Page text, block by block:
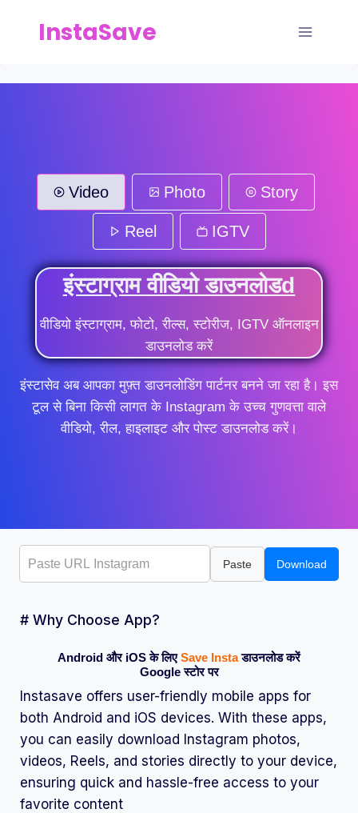
InstaSave
Video Photo Story
Reel IGTV
इंस्टाग्राम वीडियो डाउनलोडd
वीडियो इंस्टाग्राम, फोटो, रील्स, स्टोरीज, IGTV ऑनलाइन
डाउनलोड करें
इंस्टासेव अब आपका मुफ़्त डाउनलोडिंग पार्टनर बनने जा रहा है। इस
टूल से बिना किसी लागत के Instagram के उच्च गुणवत्ता वाले
वीडियो, रील, हाइलाइट और पोस्ट डाउनलोड करें।
Paste Download
# Why Choose App?
Android और iOS के लिएSave Instaडाउनलोड करें
Google स्टोर पर
Instasave offers user-friendly mobile apps for
both Android and iOS devices. With these apps,
you can easily download Instagram photos,
videos, Reels, and stories directly to your device,
ensuring quick and hassle-free access to your
favorite content